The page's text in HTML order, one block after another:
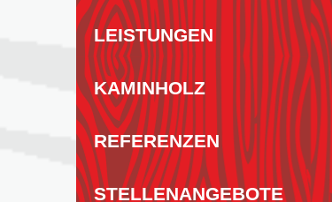
LEISTUNGEN
KAMINHOLZ
REFERENZEN
STELLENANGEBOTE